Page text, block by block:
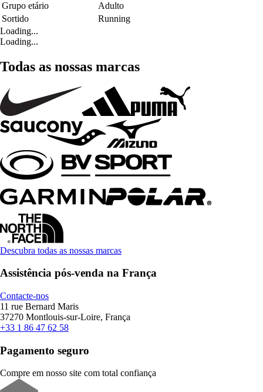
Grupo etário
Adulto
Sortido
Running
Loading...
Loading...
Todas as nossas marcas
Descubra todas as nossas marcas
Assistência pós-venda na França
Contacte-nos
11 rue Bernard Maris
37270 Montlouis-sur-Loire, França
+33 1 86 47 62 58
Pagamento seguro
Compre em nosso site com total confiança